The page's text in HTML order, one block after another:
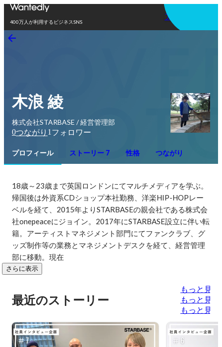
400万人が利用するビジネスSNS
アプリを使う
木浪 綾
株式会社STARBASE / 経営管理部
0つながり 1 フォロワー
プロフィール ストーリー 7 性格 つながり
18歳～23歳まで英国ロンドンにてマルチメディアを学ぶ。
帰国後は外資系CDショップ本社勤務、洋楽HIP-HOPレー
ベルを経て、2015年よりSTARBASEの親会社である株式会
社onepeaceにジョイン。2017年にSTARBASE設立に伴い転
籍。アーティストマネジメント部門にてファンクラブ、グ
ッズ制作等の業務とマネジメントデスクを経て、経営管理
部に移動。現在
さらに表示
最近のストーリー
もっと見る
もっと見る
もっと見る